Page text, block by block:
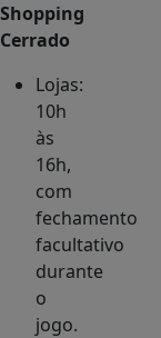
Shopping
Cerrado
Lojas:
10h
às
16h,
com
fechamento
facultativo
durante
o
jogo.